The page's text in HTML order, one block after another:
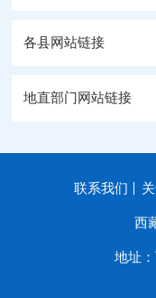
各县网站链接
地直部门网站链接
联系我们
西
地址